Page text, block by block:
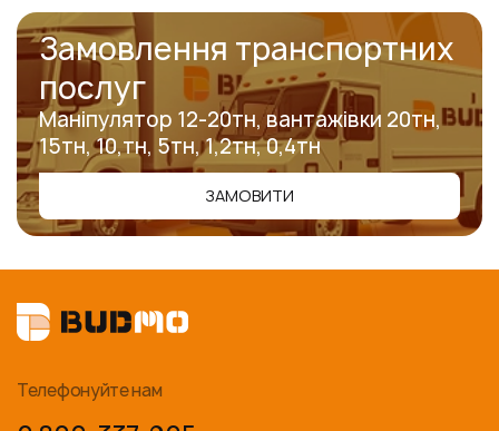
Замовлення транспортних
послуг
Маніпулятор 12-20тн, вантажівки 20тн,
15тн, 10,тн, 5тн, 1,2тн, 0,4тн
ЗАМОВИТИ
Телефонуйте нам